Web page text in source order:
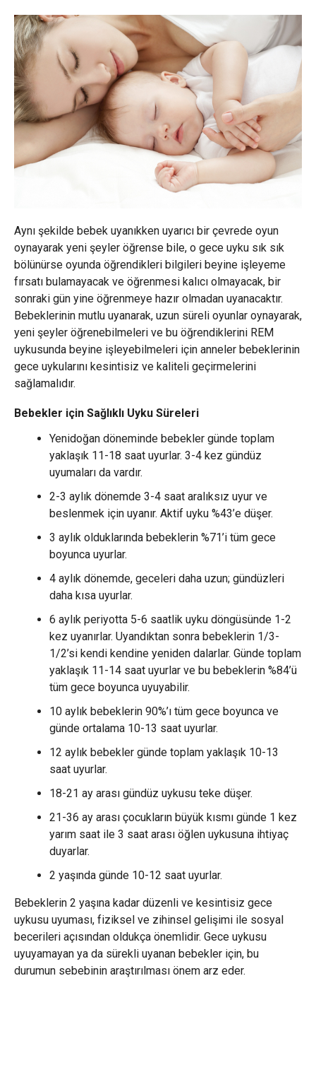
Aynı şekilde bebek uyanıkken uyarıcı bir çevrede oyun
oynayarak yeni şeyler öğrense bile, o gece uyku sık sık
bölünürse oyunda öğrendikleri bilgileri beyine işleyeme
fırsatı bulamayacak ve öğrenmesi kalıcı olmayacak, bir
sonraki gün yine öğrenmeye hazır olmadan uyanacaktır.
Bebeklerinin mutlu uyanarak, uzun süreli oyunlar oynayarak,
yeni şeyler öğrenebilmeleri ve bu öğrendiklerini REM
uykusunda beyine işleyebilmeleri için anneler bebeklerinin
gece uykularını kesintisiz ve kaliteli geçirmelerini
sağlamalıdır.
Bebekler için Sağlıklı Uyku Süreleri
Yenidoğan döneminde bebekler günde toplam
yaklaşık 11-18 saat uyurlar. 3-4 kez gündüz
uyumaları da vardır.
2-3 aylık dönemde 3-4 saat aralıksız uyur ve
beslenmek için uyanır. Aktif uyku %43’e düşer.
3 aylık olduklarında bebeklerin %71’i tüm gece
boyunca uyurlar.
4 aylık dönemde, geceleri daha uzun; gündüzleri
daha kısa uyurlar.
6 aylık periyotta 5-6 saatlik uyku döngüsünde 1-2
kez uyanırlar. Uyandıktan sonra bebeklerin 1/3-
1/2’si kendi kendine yeniden dalarlar. Günde toplam
yaklaşık 11-14 saat uyurlar ve bu bebeklerin %84’ü
tüm gece boyunca uyuyabilir.
10 aylık bebeklerin 90%’ı tüm gece boyunca ve
günde ortalama 10-13 saat uyurlar.
12 aylık bebekler günde toplam yaklaşık 10-13
saat uyurlar.
18-21 ay arası gündüz uykusu teke düşer.
21-36 ay arası çocukların büyük kısmı günde 1 kez
yarım saat ile 3 saat arası öğlen uykusuna ihtiyaç
duyarlar.
2 yaşında günde 10-12 saat uyurlar.
Bebeklerin 2 yaşına kadar düzenli ve kesintisiz gece
uykusu uyuması, fiziksel ve zihinsel gelişimi ile sosyal
becerileri açısından oldukça önemlidir. Gece uykusu
uyuyamayan ya da sürekli uyanan bebekler için, bu
durumun sebebinin araştırılması önem arz eder.